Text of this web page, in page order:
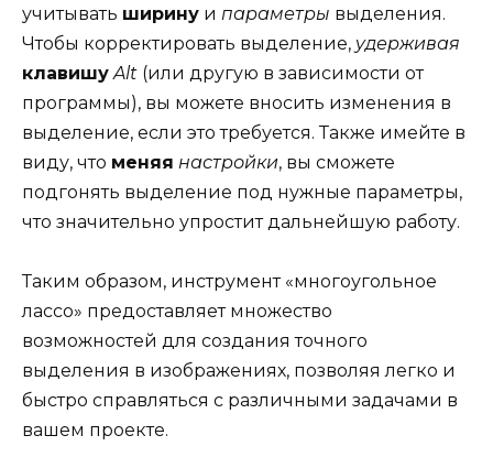
учитывать ширину и параметры выделения.
Чтобы корректировать выделение, удерживая
клавишу Alt (или другую в зависимости от
программы), вы можете вносить изменения в
выделение, если это требуется. Также имейте в
виду, что меняя настройки, вы сможете
подгонять выделение под нужные параметры,
что значительно упростит дальнейшую работу.
Таким образом, инструмент «многоугольное
лассо» предоставляет множество
возможностей для создания точного
выделения в изображениях, позволяя легко и
быстро справляться с различными задачами в
вашем проекте.